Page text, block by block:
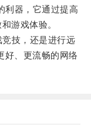
器，它通过提高
游戏体验。
技，还是进行远
好、更流畅的网络